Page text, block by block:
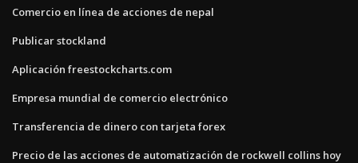
Comercio en línea de acciones de nepal
Publicar stockland
Aplicación freestockcharts.com
Empresa mundial de comercio electrónico
Transferencia de dinero con tarjeta forex
Precio de las acciones de automatización de rockwell collins hoy